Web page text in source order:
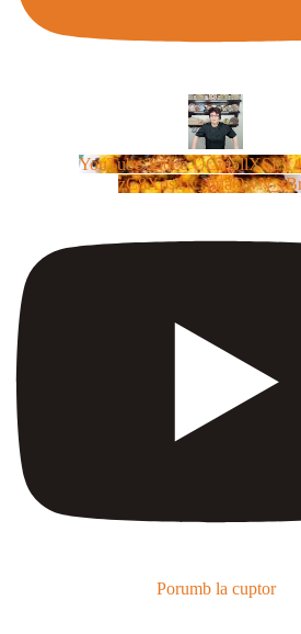
YouTube Video
Porumb la cuptor